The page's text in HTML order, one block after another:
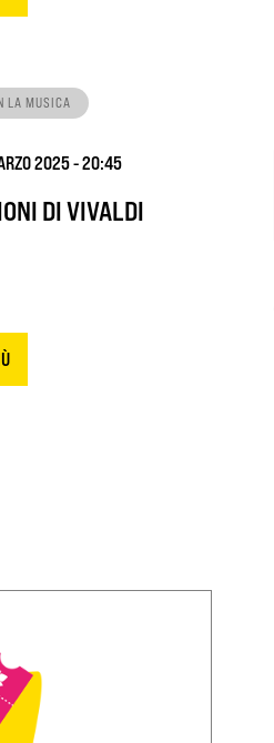
LA MUSICA
2025 - 20:45
DI VIVALDI